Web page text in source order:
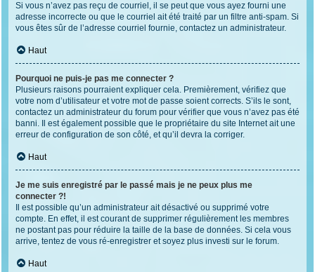
Si vous n’avez pas reçu de courriel, il se peut que vous ayez fourni une
adresse incorrecte ou que le courriel ait été traité par un filtre anti-spam. Si
vous êtes sûr de l’adresse courriel fournie, contactez un administrateur.
Haut
Pourquoi ne puis-je pas me connecter ?
Plusieurs raisons pourraient expliquer cela. Premièrement, vérifiez que
votre nom d’utilisateur et votre mot de passe soient corrects. S’ils le sont,
contactez un administrateur du forum pour vérifier que vous n’avez pas été
banni. Il est également possible que le propriétaire du site Internet ait une
erreur de configuration de son côté, et qu’il devra la corriger.
Haut
Je me suis enregistré par le passé mais je ne peux plus me
connecter ?!
Il est possible qu’un administrateur ait désactivé ou supprimé votre
compte. En effet, il est courant de supprimer régulièrement les membres
ne postant pas pour réduire la taille de la base de données. Si cela vous
arrive, tentez de vous ré-enregistrer et soyez plus investi sur le forum.
Haut